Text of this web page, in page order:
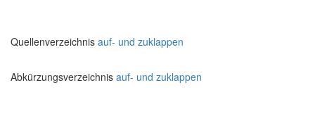
Quellenverzeichnis auf- und zuklappen
Abkürzungsverzeichnis auf- und zuklappen